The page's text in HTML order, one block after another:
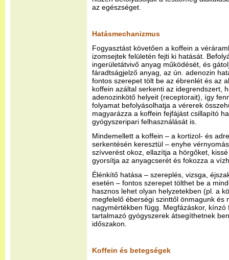
az egészséget.
Hatásmechanizmus
Fogyasztást követően a koffein a
izomsejtek felületén fejti ki hatását.
ingerületátvivő anyag működését, és
fáradtságjelző anyag, az ún. adenozin
fontos szerepet tölt be az ébrenlét és az
koffein azáltal serkenti az idegrendszert,
adenozinkötő helyeit (receptorait), így
folyamat befolyásolhatja a vérerek
magyarázza a koffein fejfájást csillapító
gyógyszeripari felhasználását is.
Mindemellett a koffein – a kortizol- és
serkentésén keresztül – enyhe
szívverést okoz, ellazítja a hörgőket,
gyorsítja az anyagcserét és fokozza a
Élénkítő hatása – szereplés, vizsga,
esetén – fontos szerepet tölthet be a
hasznos lehet olyan helyzetekben (pl. a
megfelelő éberségi szinttől önmagunk és
nagymértékben függ. Megfázáskor,
tartalmazó gyógyszerek átsegíthetnek
időszakon.
Koffein és betegségek